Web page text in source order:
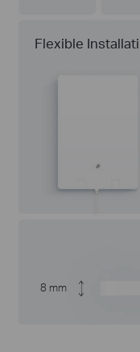
Flexible
8 mm